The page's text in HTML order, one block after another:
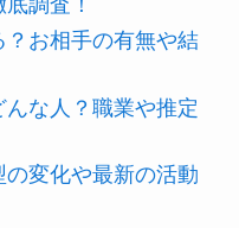
お相手の有無や結
な人？職業や推定
変化や最新の活動